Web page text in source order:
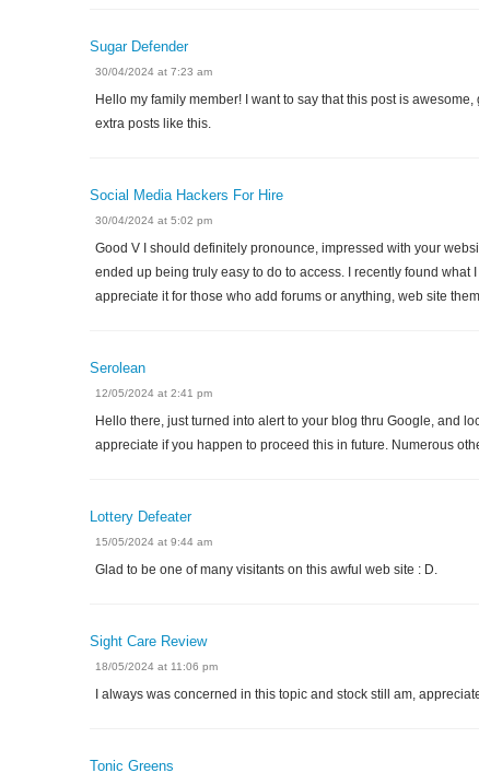
Sugar Defender
30/04/2024 at 7:23 am
Hello my family member! I want to say that this post is
extra posts like this.
Social Media Hackers For Hire
30/04/2024 at 5:02 pm
Good V I should definitely pronounce, impressed with your
ended up being truly easy to do to access. I recently found
appreciate it for those who add forums or anything, web site
Serolean
12/05/2024 at 2:41 pm
Hello there, just turned into alert to your blog thru Google, and
appreciate if you happen to proceed this in future. Numerous
Lottery Defeater
15/05/2024 at 9:44 am
Glad to be one of many visitants on this awful web site : D.
Sight Care Review
18/05/2024 at 11:06 pm
I always was concerned in this topic and stock still am,
Tonic Greens